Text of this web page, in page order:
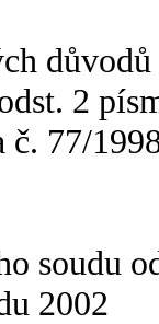
2
č. 77/
soudu
2002